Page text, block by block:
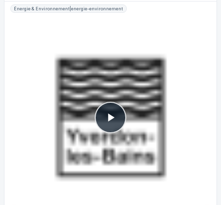
Énergie & Environnement|energie-environnement